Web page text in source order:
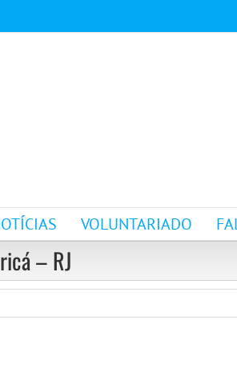
VOLUNTARIADO
– RJ